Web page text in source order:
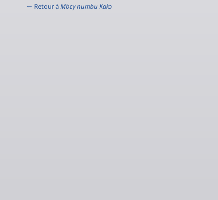
← Retour àMbɛy numbu Kakɔ